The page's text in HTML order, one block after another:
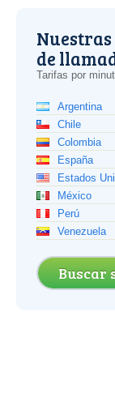
de
Tarifas por
Argentina
Chile
Colombia
España
Estados
México
Perú
Venezuela
Buscar